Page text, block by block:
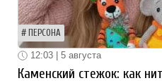
ПЕРСОНА
12:03 | 5 августа
Каменский стежок: как